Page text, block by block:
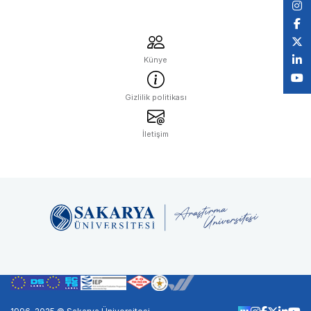
Künye
Gizlilik politikası
İletişim